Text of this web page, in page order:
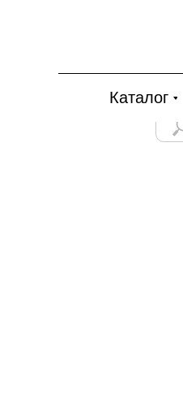
Каталог